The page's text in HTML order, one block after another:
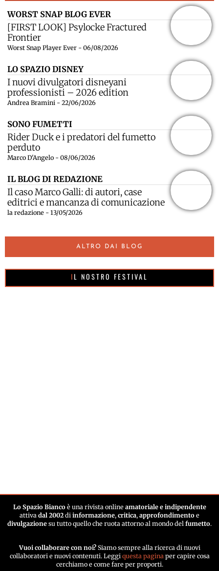
WORST SNAP BLOG EVER
[FIRST LOOK] Psylocke Fractured
Frontier
Worst Snap Player Ever - 06/08/2026
LO SPAZIO DISNEY
I nuovi divulgatori disneyani
professionisti – 2026 edition
Andrea Bramini - 22/06/2026
SONO FUMETTI
Rider Duck e i predatori del fumetto
perduto
Marco D'Angelo - 08/06/2026
IL BLOG DI REDAZIONE
Il caso Marco Galli: di autori, case
editrici e mancanza di comunicazione
la redazione - 13/05/2026
ALTRO DAI BLOG
IL NOSTRO FESTIVAL
Lo Spazio Biancoè una rivista online amatoriale e indipendente
attiva dal 2002 di informazione, critica, approfondimento e
divulgazione su tutto quello che ruota attorno al mondo del fumetto.
Vuoi collaborare con noi? Siamo sempre alla ricerca di nuovi
collaboratori e nuovi contenuti. Leggi questa paginaper capire cosa
cerchiamo e come fare per proporti.